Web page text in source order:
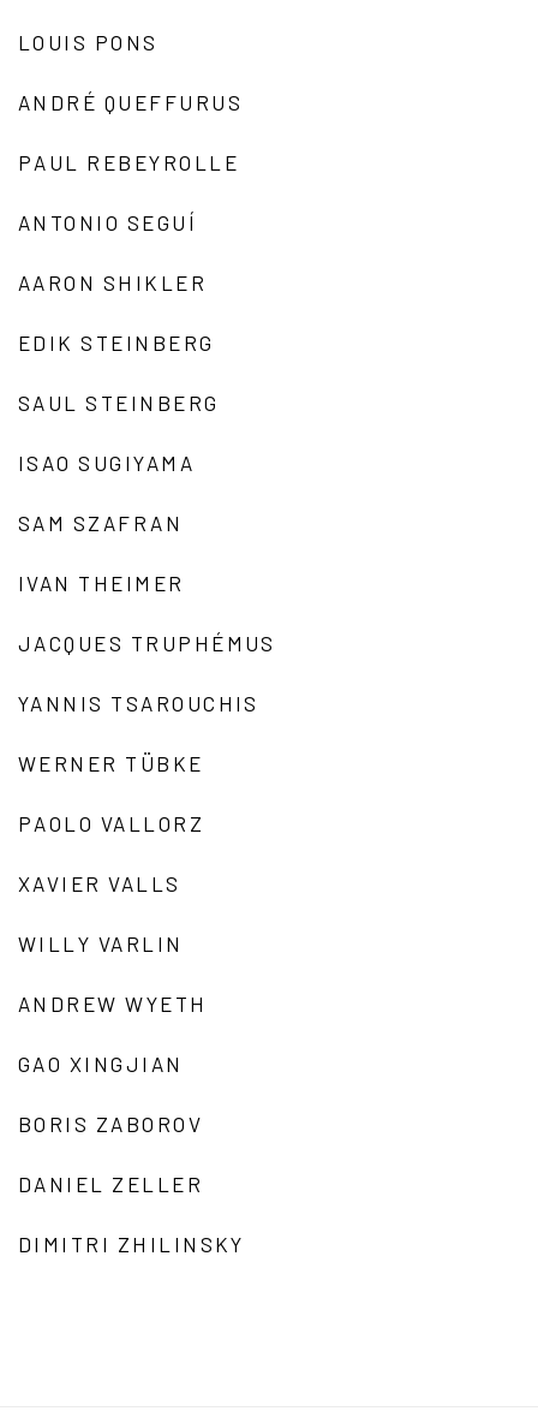
LOUIS PONS
ANDRÉ QUEFFURUS
PAUL REBEYROLLE
ANTONIO SEGUÍ
AARON SHIKLER
EDIK STEINBERG
SAUL STEINBERG
ISAO SUGIYAMA
SAM SZAFRAN
IVAN THEIMER
JACQUES TRUPHÉMUS
YANNIS TSAROUCHIS
WERNER TÜBKE
PAOLO VALLORZ
XAVIER VALLS
WILLY VARLIN
ANDREW WYETH
GAO XINGJIAN
BORIS ZABOROV
DANIEL ZELLER
DIMITRI ZHILINSKY